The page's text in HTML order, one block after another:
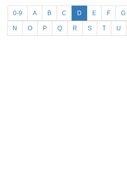
0-9 A B C D E F G
N O P Q R S T U